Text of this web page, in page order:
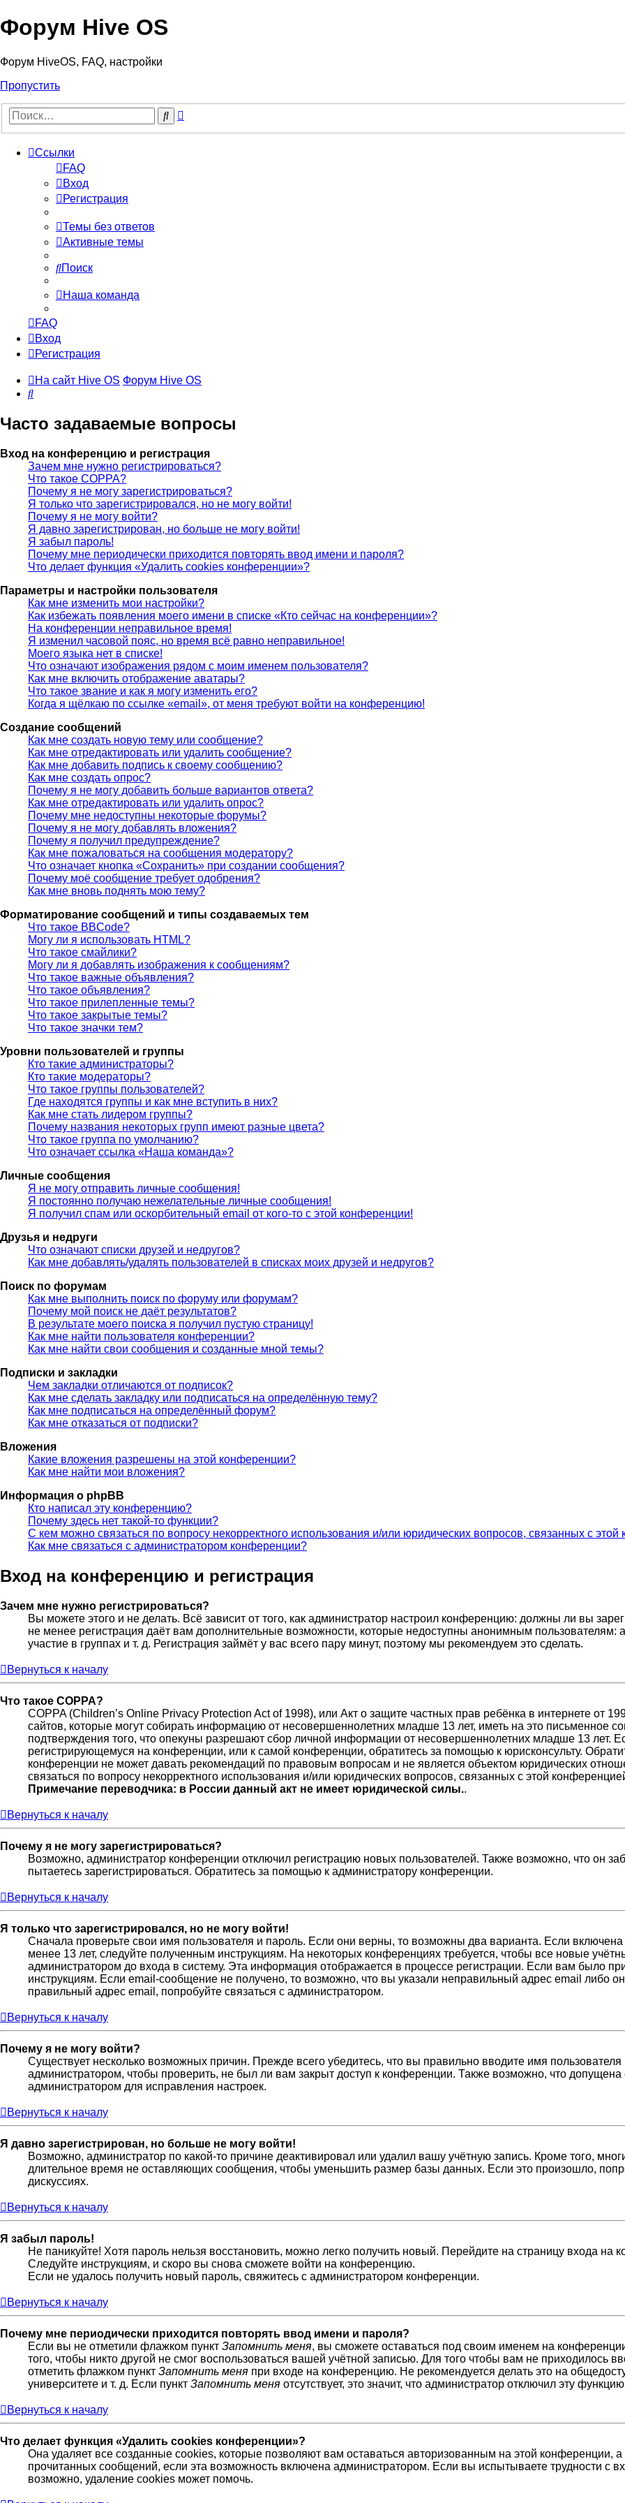
Форум Hive OS
Форум HiveOS, FAQ, настройки
Пропустить
Поиск
Ссылки
FAQ
Вход
Регистрация
Темы без ответов
Активные темы
Поиск
Наша команда
FAQ
Вход
Регистрация
На сайт Hive OS Форум Hive OS
Поиск
Часто задаваемые вопросы
Вход на конференцию и регистрация
Зачем мне нужно регистрироваться?
Что такое COPPA?
Почему я не могу зарегистрироваться?
Я только что зарегистрировался, но не могу войти!
Почему я не могу войти?
Я давно зарегистрирован, но больше не могу войти!
Я забыл пароль!
Почему мне периодически приходится повторять ввод имени и пароля?
Что делает функция «Удалить cookies конференции»?
Параметры и настройки пользователя
Как мне изменить мои настройки?
Как избежать появления моего имени в списке «Кто сейчас на конференции»?
На конференции неправильное время!
Я изменил часовой пояс, но время всё равно неправильное!
Моего языка нет в списке!
Что означают изображения рядом с моим именем пользователя?
Как мне включить отображение аватары?
Что такое звание и как я могу изменить его?
Когда я щёлкаю по ссылке «email», от меня требуют войти на конференцию!
Создание сообщений
Как мне создать новую тему или сообщение?
Как мне отредактировать или удалить сообщение?
Как мне добавить подпись к своему сообщению?
Как мне создать опрос?
Почему я не могу добавить больше вариантов ответа?
Как мне отредактировать или удалить опрос?
Почему мне недоступны некоторые форумы?
Почему я не могу добавлять вложения?
Почему я получил предупреждение?
Как мне пожаловаться на сообщения модератору?
Что означает кнопка «Сохранить» при создании сообщения?
Почему моё сообщение требует одобрения?
Как мне вновь поднять мою тему?
Форматирование сообщений и типы создаваемых тем
Что такое BBCode?
Могу ли я использовать HTML?
Что такое смайлики?
Могу ли я добавлять изображения к сообщениям?
Что такое важные объявления?
Что такое объявления?
Что такое прилепленные темы?
Что такое закрытые темы?
Что такое значки тем?
Уровни пользователей и группы
Кто такие администраторы?
Кто такие модераторы?
Что такое группы пользователей?
Где находятся группы и как мне вступить в них?
Как мне стать лидером группы?
Почему названия некоторых групп имеют разные цвета?
Что такое группа по умолчанию?
Что означает ссылка «Наша команда»?
Личные сообщения
Я не могу отправить личные сообщения!
Я постоянно получаю нежелательные личные сообщения!
Я получил спам или оскорбительный email от кого-то с этой конференции!
Друзья и недруги
Что означают списки друзей и недругов?
Как мне добавлять/удалять пользователей в списках моих друзей и недругов?
Поиск по форумам
Как мне выполнить поиск по форуму или форумам?
Почему мой поиск не даёт результатов?
В результате моего поиска я получил пустую страницу!
Как мне найти пользователя конференции?
Как мне найти свои сообщения и созданные мной темы?
Подписки и закладки
Чем закладки отличаются от подписок?
Как мне сделать закладку или подписаться на определённую тему?
Как мне подписаться на определённый форум?
Как мне отказаться от подписки?
Вложения
Какие вложения разрешены на этой конференции?
Как мне найти мои вложения?
Информация о phpBB
Кто написал эту конференцию?
Почему здесь нет такой-то функции?
С кем можно связаться по вопросу некорректного использования и/или юридических вопросов, связанных с
Как мне связаться с администратором конференции?
Вход на конференцию и регистрация
Зачем мне нужно регистрироваться?
Вы можете этого и не делать. Всё зависит от того, как администратор настроил конференцию: должны ли вы
не менее регистрация даёт вам дополнительные возможности, которые недоступны анонимным
участие в группах и т. д. Регистрация займёт у вас всего пару минут, поэтому мы рекомендуем это сделать.
Вернуться к началу
Что такое COPPA?
COPPA (Children’s Online Privacy Protection Act of 1998), или Акт о защите частных прав ребёнка в интернете от
сайтов, которые могут собирать информацию от несовершеннолетних младше 13 лет, иметь на это письменное
подтверждения того, что опекуны разрешают сбор личной информации от несовершеннолетних младше 13 лет.
регистрирующемуся на конференции, или к самой конференции, обратитесь за помощью к юрисконсульту.
конференции не может давать рекомендаций по правовым вопросам и не является объектом юридических
связаться по вопросу некорректного использования и/или юридических вопросов, связанных с этой
Примечание переводчика: в России данный акт не имеет юридической силы..
Вернуться к началу
Почему я не могу зарегистрироваться?
Возможно, администратор конференции отключил регистрацию новых пользователей. Также возможно, что он
пытаетесь зарегистрироваться. Обратитесь за помощью к администратору конференции.
Вернуться к началу
Я только что зарегистрировался, но не могу войти!
Сначала проверьте свои имя пользователя и пароль. Если они верны, то возможны два варианта. Если
менее 13 лет, следуйте полученным инструкциям. На некоторых конференциях требуется, чтобы все новые
администратором до входа в систему. Эта информация отображается в процессе регистрации. Если вам было
инструкциям. Если email-сообщение не получено, то возможно, что вы указали неправильный адрес email либо
правильный адрес email, попробуйте связаться с администратором.
Вернуться к началу
Почему я не могу войти?
Существует несколько возможных причин. Прежде всего убедитесь, что вы правильно вводите имя
администратором, чтобы проверить, не был ли вам закрыт доступ к конференции. Также возможно, что
администратором для исправления настроек.
Вернуться к началу
Я давно зарегистрирован, но больше не могу войти!
Возможно, администратор по какой-то причине деактивировал или удалил вашу учётную запись. Кроме того,
длительное время не оставляющих сообщения, чтобы уменьшить размер базы данных. Если это произошло,
дискуссиях.
Вернуться к началу
Я забыл пароль!
Не паникуйте! Хотя пароль нельзя восстановить, можно легко получить новый. Перейдите на страницу входа
Следуйте инструкциям, и скоро вы снова сможете войти на конференцию.
Если не удалось получить новый пароль, свяжитесь с администратором конференции.
Вернуться к началу
Почему мне периодически приходится повторять ввод имени и пароля?
Если вы не отметили флажком пункт Запомнить меня, вы сможете оставаться под своим именем на
того, чтобы никто другой не смог воспользоваться вашей учётной записью. Для того чтобы вам не приходилось
отметить флажком пункт Запомнить меня при входе на конференцию. Не рекомендуется делать это на
университете и т. д. Если пункт Запомнить меня отсутствует, это значит, что администратор отключил эту
Вернуться к началу
Что делает функция «Удалить cookies конференции»?
Она удаляет все созданные cookies, которые позволяют вам оставаться авторизованным на этой конференции,
прочитанных сообщений, если эта возможность включена администратором. Если вы испытываете трудности
возможно, удаление cookies может помочь.